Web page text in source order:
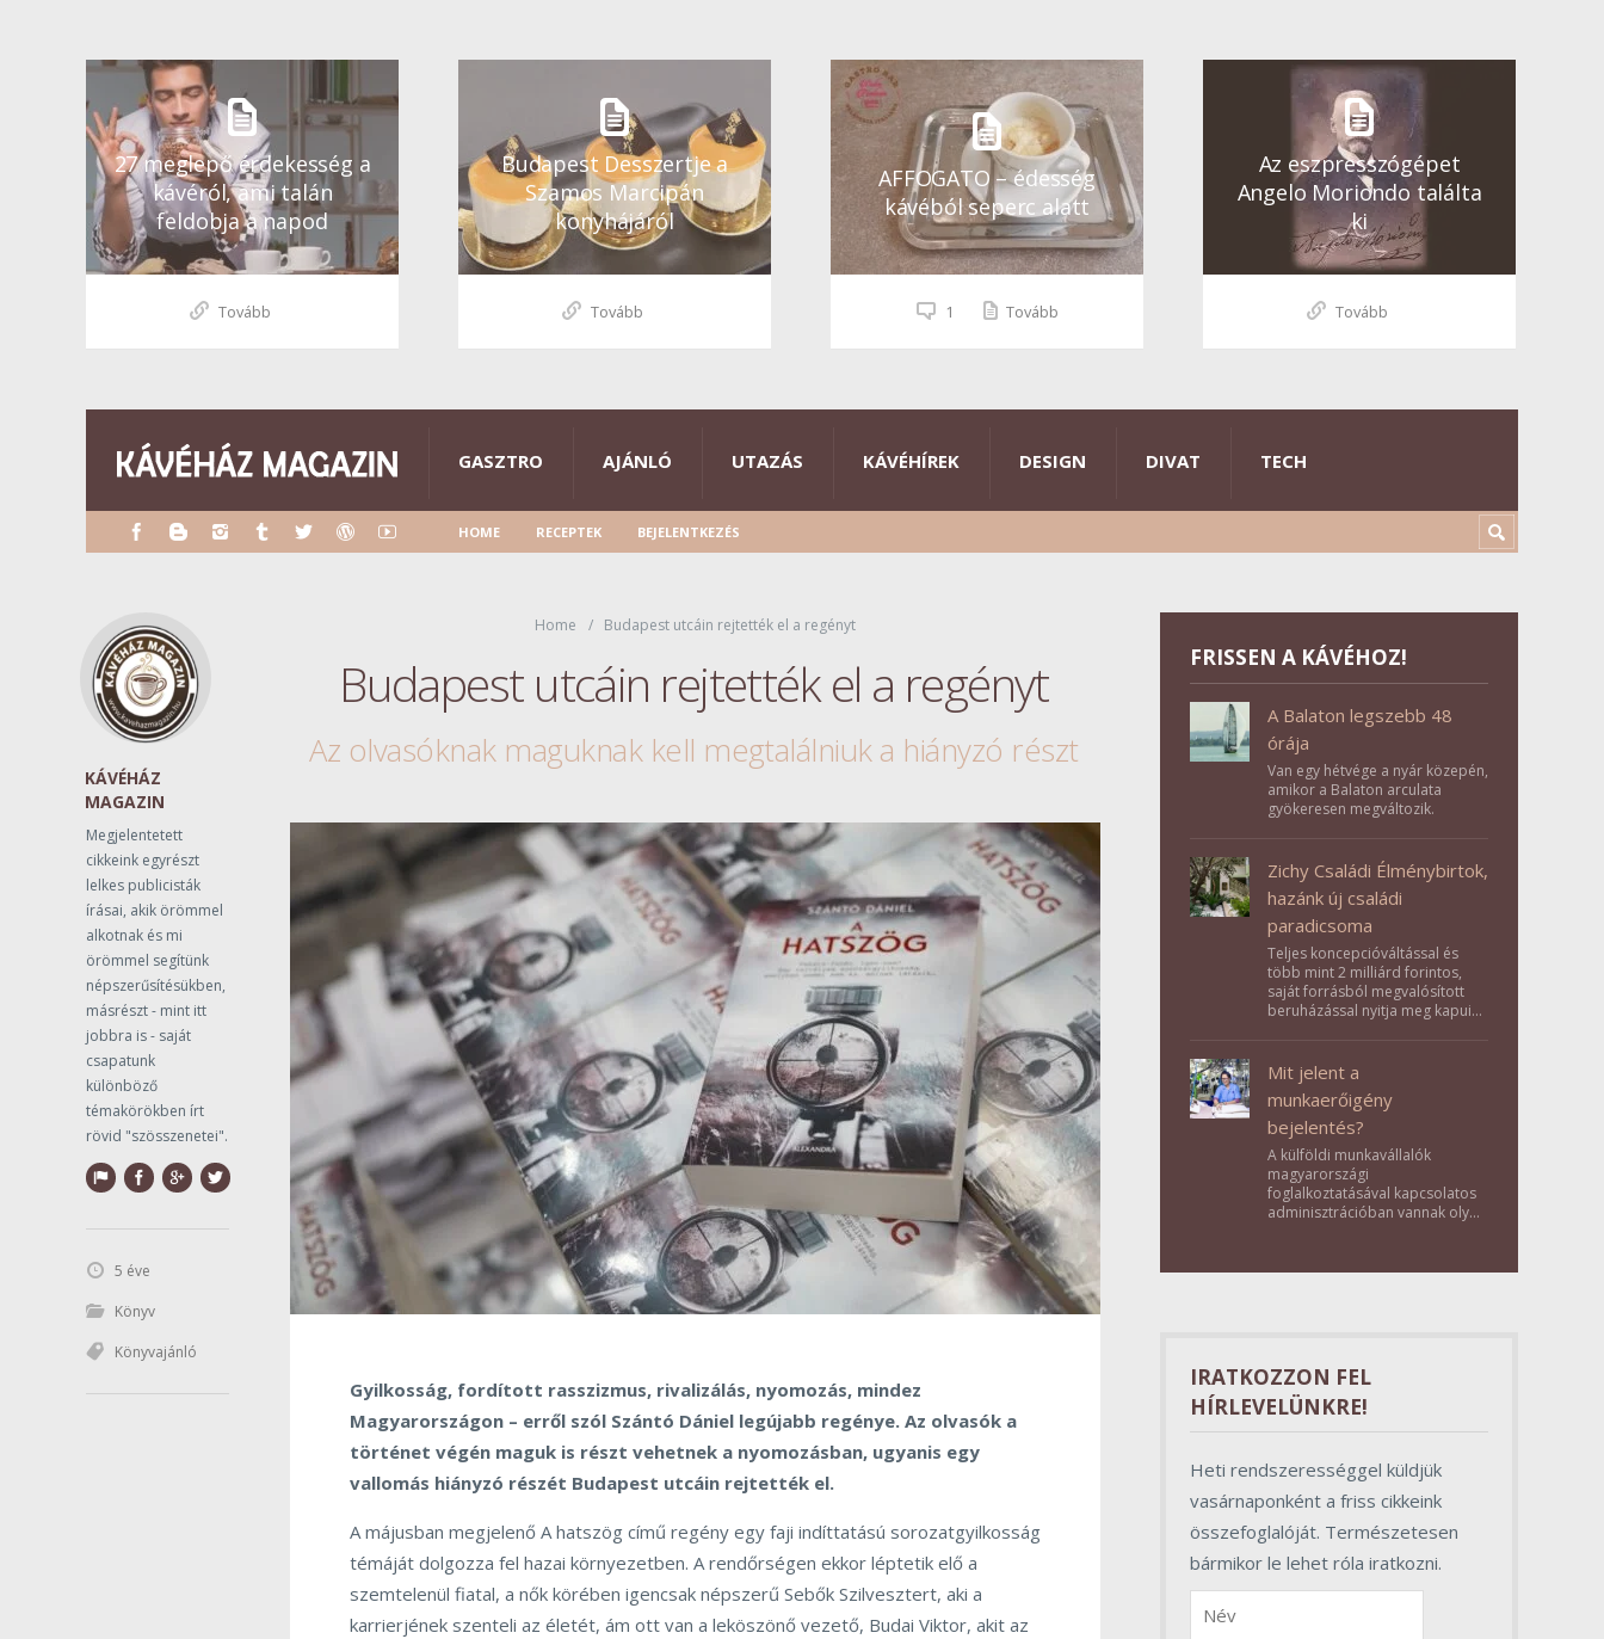
27 meglepő érdekesség a
kávéról, ami talán
feldobja a napod
Tovább
Budapest Desszertje a
Szamos Marcipán
konyhájáról
Tovább
AFFOGATO – édesség
kávéból seperc alatt
1 Tovább
Az eszpresszógépet
Angelo Moriondo találta
ki
Tovább
GASZTRO AJÁNLÓ UTAZÁS KÁVÉHÍREK DESIGN DIVAT TECH
HOME RECEPTEK BEJELENTKEZÉS
Home Budapest utcáin rejtették el a regényt
Budapest utcáin rejtették el a regényt
Az olvasóknak maguknak kell megtalálniuk a hiányzó részt
Gyilkosság, fordított rasszizmus, rivalizálás, nyomozás, mindez
Magyarországon – erről szól Szántó Dániel legújabb regénye. Az olvasók a
történet végén maguk is részt vehetnek a nyomozásban, ugyanis egy
vallomás hiányzó részét Budapest utcáin rejtették el.
A májusban megjelenő A hatszög című regény egy faji indíttatású sorozatgyilkosság
témáját dolgozza fel hazai környezetben. A rendőrségen ekkor léptetik elő a
szemtelenül fiatal, a nők körében igencsak népszerű Sebők Szilvesztert, aki a
karrierjének szenteli az életét, ám ott van a leköszönő vezető, Budai Viktor, akit az
KÁVÉHÁZ
MAGAZIN
Megjelentetett
cikkeink egyrészt
lelkes publicisták
írásai, akik örömmel
alkotnak és mi
örömmel segítünk
népszerűsítésükben,
másrészt - mint itt
jobbra is - saját
csapatunk
különböző
témakörökben írt
rövid "szösszenetei".
5 éve
Könyv
Könyvajánló
FRISSEN A KÁVÉHOZ!
A Balaton legszebb 48
órája
Van egy hétvége a nyár közepén,
amikor a Balaton arculata
gyökeresen megváltozik.
Zichy Családi Élménybirtok,
hazánk új családi
paradicsoma
Teljes koncepcióváltással és
több mint 2 milliárd forintos,
saját forrásból megvalósított
beruházással nyitja meg kapuit a
Élménybirtok a mai napon.
Mit jelent a
munkaerőigény
bejelentés?
A külföldi munkavállalók
magyarországi
foglalkoztatásával kapcsolatos
adminisztrációban vannak olyan
valójában azonban
IRATKOZZON FEL
HÍRLEVELÜNKRE!
Heti rendszerességgel küldjük
vasárnaponként a friss cikkeink
összefoglalóját. Természetesen
bármikor le lehet róla iratkozni.